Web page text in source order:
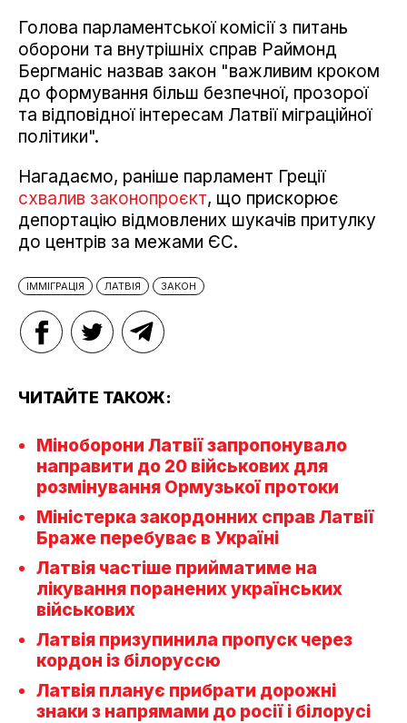
Голова парламентської комісії з питань
оборони та внутрішніх справ Раймонд
Бергманіс назвав закон "важливим кроком
до формування більш безпечної, прозорої
та відповідної інтересам Латвії міграційної
політики".
Нагадаємо, раніше парламент Греції
схвалив законопроєкт, що прискорює
депортацію відмовлених шукачів притулку
до центрів за межами ЄС.
ІММІГРАЦІЯ ЛАТВІЯ ЗАКОН
ЧИТАЙТЕ ТАКОЖ:
Міноборони Латвії запропонувало
направити до 20 військових для
розмінування Ормузької протоки
Міністерка закордонних справ Латвії
Браже перебуває в Україні
Латвія частіше прийматиме на
лікування поранених українських
військових
Латвія призупинила пропуск через
кордон із білоруссю
Латвія планує прибрати дорожні
знаки з напрямами до росії і білорусі